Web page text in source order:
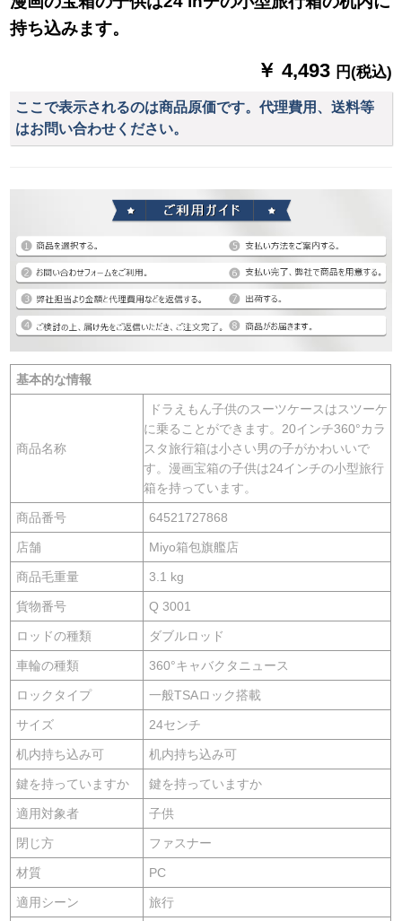
持ち込みます。
￥ 4,493 円(税込)
ここで表示されるのは商品原価です。代理費用、送料等
はお問い合わせください。
基本的な情報
商品名称
ドラえもん子供のスーツケースはスツーケ
に乗ることができます。20インチ360°カラ
スタ旅行箱は小さい男の子がかわいいで
す。漫画宝箱の子供は24インチの小型旅行
箱を持っています。
商品番号 64521727868
店舗 Miyo箱包旗艦店
商品毛重量 3.1 kg
貨物番号 Q 3001
ロッドの種類 ダブルロッド
車輪の種類 360°キャバクタニュース
ロックタイプ 一般TSAロック搭載
サイズ 24センチ
机内持ち込み可 机内持ち込み可
鍵を持っていますか 鍵を持っていますか
適用対象者 子供
閉じ方 ファスナー
材質 PC
適用シーン 旅行